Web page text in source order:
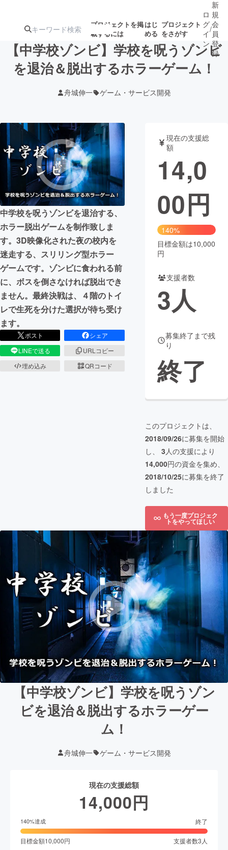
プロジェクトを掲
載するには
はじ
める
プロジェクト
をさがす
注目のリ
ターン
注目の新着プロ
ジェクト
ロジェクト
アート・写真 音楽
テクノロジー・ガジェット ゲーム・
映像・映画 書籍・雑誌
ビジネス・起業 チャレンジ
まちづくり・地域活性化
CAMPFIRE for Social Good
CAMPFIRE Creation
CAMPFIREふるさと納税machi-ya コミュニティ
ロ
グ
イ
ン
/
新
規
会
員
登
録
【中学校ゾンビ】学校を呪うゾンビ
を退治＆脱出するホラーゲーム！
舟城伸一 ゲーム・サービス開発
中学校を呪うゾンビを退治する、
ホラー脱出ゲームを制作致しま
す。3D映像化された夜の校内を
迷走する、スリリング型ホラー
ゲームです。ゾンビに食われる前
に、ボスを倒さなければ脱出でき
ません。最終決戦は、４階のトイ
レで生死を分けた選択が待ち受け
ます。
ポスト
シェア
LINEで送る
URLコピー
埋め込み
QRコード
現在の支援総
額
14,0
00円
140%
目標金額は10,000
円
支援者数
3人
募集終了まで残
り
終了
このプロジェクトは、
2018/09/26に募集を開始
し、 3人の支援により
14,000円の資金を集め、
2018/10/25に募集を終了
しました
もう一度プロジェク
トをやってほしい
【中学校ゾンビ】学校を呪うゾン
ビを退治＆脱出するホラーゲー
ム！
舟城伸一 ゲーム・サービス開発
現在の支援総額
14,000円
140%達成 終了
目標金額10,000円 支援者数3 人